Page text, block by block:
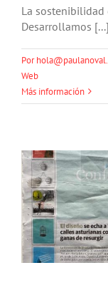
La sostenibilidad
Desarrollamos [...]
Por
Web
Más información